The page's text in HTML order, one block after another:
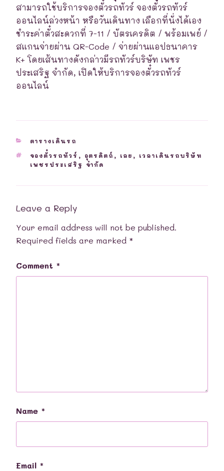
สามารถใช้บริการจองตั๋วรถทัวร์ จองตั๋วรถทัวร์
ออนไลน์ล่วงหน้า หรือวันเดินทาง เลือกที่นั่งได้เอง
ชำระค่าตั๋วสะดวกที่ 7-11 / บัตรเครดิต / พร้อมเพย์ /
สแกนจ่ายผ่าน QR-Code / จ่ายผ่านแอปธนาคาร
K+ โดยเส้นทางดังกล่าวมีรถทัวร์บริษัท เพชร
ประเสริฐ จำกัด, เปิดให้บริการจองตั๋วรถทัวร์
ออนไลน์
CATEGORIES
ตารางเดินรถ
TAGS
จองตั๋วรถทัวร์ , อุตรดิตถ์ , เลย , เวลาเดินรถบริษัท
เพชรประเสริฐ จำกัด
Leave a Reply
Your email address will not be published.
Required fields are marked *
Comment *
Name *
Email *